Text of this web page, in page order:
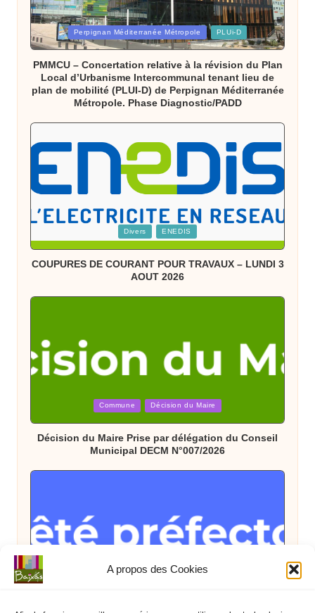
A propos des Cookies
Posted
in
Perpignan Méditerranée Métropole PLUi-D
PMMCU – Concertation relative à la révision du Plan
Local d’Urbanisme Intercommunal tenant lieu de
plan de mobilité (PLUI-D) de Perpignan Méditerranée
Métropole. Phase Diagnostic/PADD
Divers ENEDIS
COUPURES DE COURANT POUR TRAVAUX – LUNDI 3
AOUT 2026
Commune Décision du Maire
Décision du Maire Prise par délégation du Conseil
Municipal DECM N°007/2026
Posted